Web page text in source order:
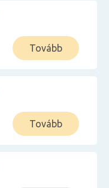
Tovább
Tovább